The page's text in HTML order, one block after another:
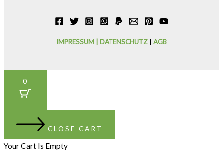
IMPRESSUM | DATENSCHUTZ | AGB
0
CLOSE CART
Your Cart Is Empty